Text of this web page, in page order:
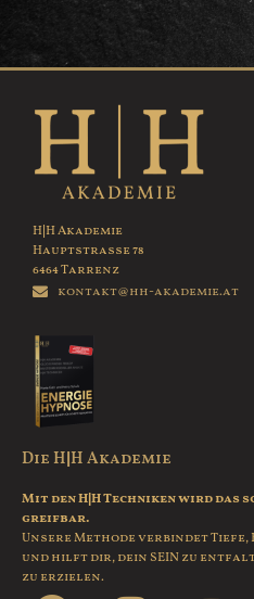
H|H Akademie
Hauptstrasse 78
6464 Tarrenz
kontakt@hh-akademie.at
Die H|H Akademie
Mit den H|H Techniken wird das
greifbar.
Unsere Methode verbindet Tiefe,
und hilft dir, dein SEIN zu
zu erzielen.